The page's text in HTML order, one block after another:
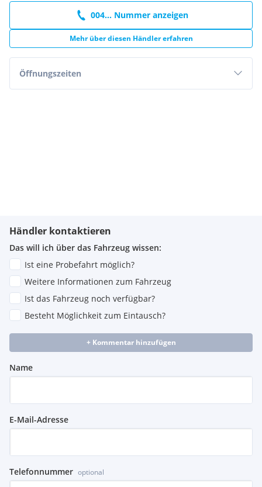
004... Nummer anzeigen
Mehr über diesen Händler erfahren
Öffnungszeiten
Händler kontaktieren
Das will ich über das Fahrzeug wissen:
Ist eine Probefahrt möglich?
Weitere Informationen zum Fahrzeug
Ist das Fahrzeug noch verfügbar?
Besteht Möglichkeit zum Eintausch?
+ Kommentar hinzufügen
Name
E-Mail-Adresse
Telefonnummer optional